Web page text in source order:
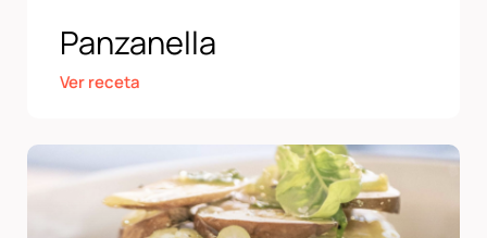
Panzanella
Ver receta